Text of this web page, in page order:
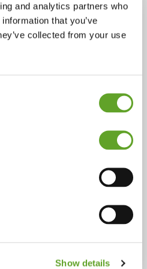
and analytics partners who
that you’ve
collected from your use
Show details
gebruik